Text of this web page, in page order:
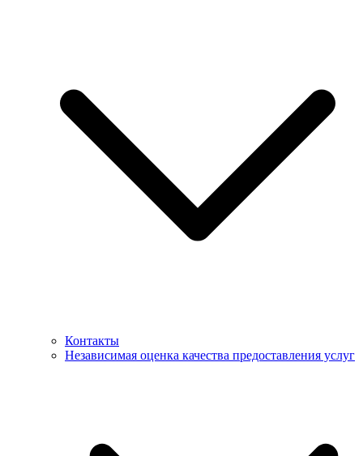
Контакты
Независимая оценка качества предоставления услуг